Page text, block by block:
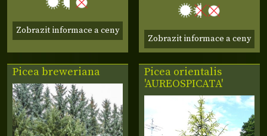
Zobrazit informace a ceny
Zobrazit informace a ceny
Picea breweriana
Picea orientalis
'AUREOSPICATA'